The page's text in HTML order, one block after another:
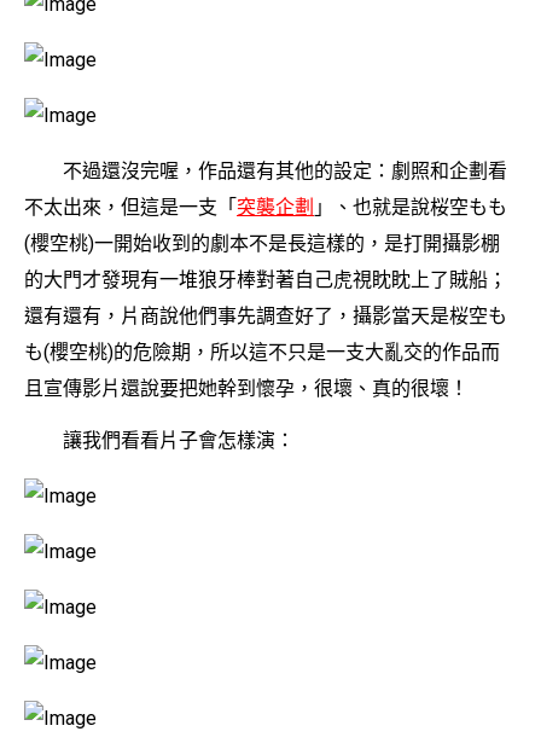
不過還沒完喔，作品還有其他的設定：劇照和企劃看
不太出來，但這是一支「 突襲企劃 」、也就是說桜空もも
(櫻空桃)一開始收到的劇本不是長這樣的，是打開攝影棚
的大門才發現有一堆狼牙棒對著自己虎視眈眈上了賊船；
還有還有，片商說他們事先調查好了，攝影當天是桜空も
も(櫻空桃)的危險期，所以這不只是一支大亂交的作品而
且宣傳影片還說要把她幹到懷孕，很壞、真的很壞！
讓我們看看片子會怎樣演：